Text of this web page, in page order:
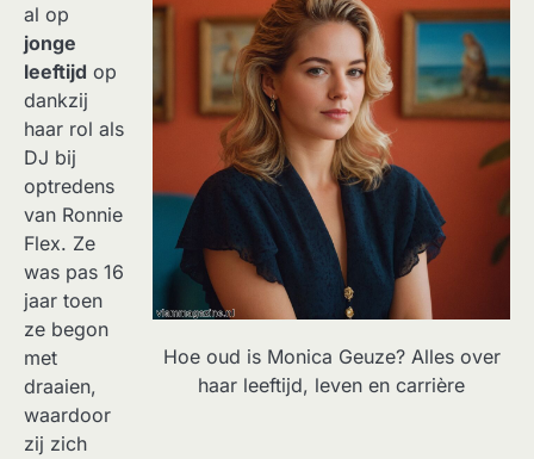
Hoe oud is Monica Geuze? Alles over
haar leeftijd, leven en carrière
al op
jonge
leeftijd op
dankzij
haar rol als
DJ bij
optredens
van Ronnie
Flex. Ze
was pas 16
jaar toen
ze begon
met
draaien,
waardoor
zij zich